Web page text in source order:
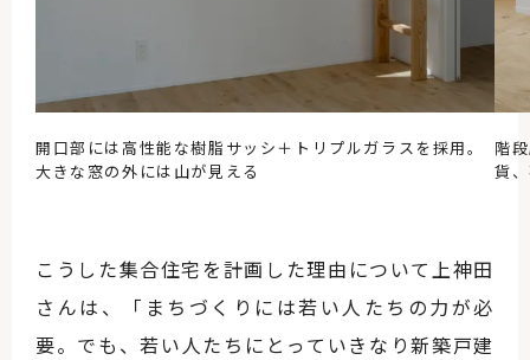
開口部には高性能な樹脂サッシ＋トリプルガラスを採用。
大きな窓の外には山が見える
階
貨
こうした集合住宅を計画した理由について上神田
さんは、「まちづくりには若い人たちの力が必
要。でも、若い人たちにとっていきなり新築戸建